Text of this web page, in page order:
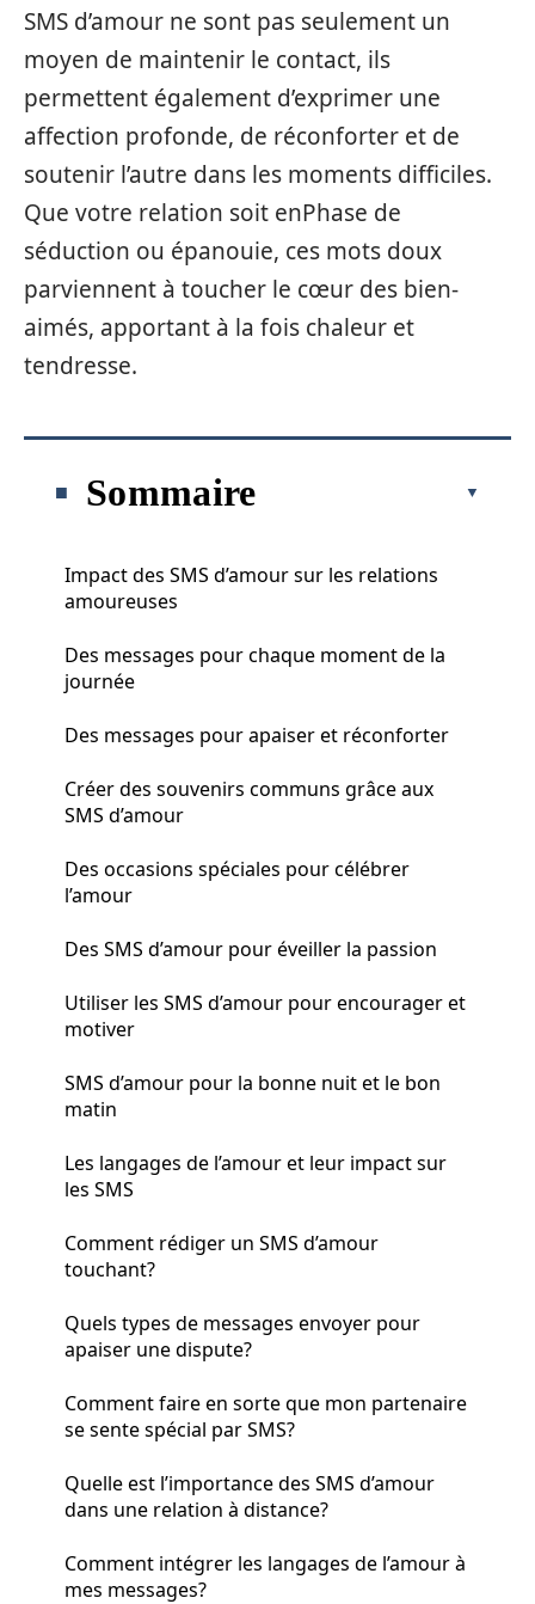
SMS d’amour ne sont pas seulement un
moyen de maintenir le contact, ils
permettent également d’exprimer une
affection profonde, de réconforter et de
soutenir l’autre dans les moments difficiles.
Que votre relation soit enPhase de
séduction ou épanouie, ces mots doux
parviennent à toucher le cœur des bien-
aimés, apportant à la fois chaleur et
tendresse.
Sommaire
Impact des SMS d’amour sur les relations
amoureuses
Des messages pour chaque moment de la
journée
Des messages pour apaiser et réconforter
Créer des souvenirs communs grâce aux
SMS d’amour
Des occasions spéciales pour célébrer
l’amour
Des SMS d’amour pour éveiller la passion
Utiliser les SMS d’amour pour encourager et
motiver
SMS d’amour pour la bonne nuit et le bon
matin
Les langages de l’amour et leur impact sur
les SMS
Comment rédiger un SMS d’amour
touchant?
Quels types de messages envoyer pour
apaiser une dispute?
Comment faire en sorte que mon partenaire
se sente spécial par SMS?
Quelle est l’importance des SMS d’amour
dans une relation à distance?
Comment intégrer les langages de l’amour à
mes messages?